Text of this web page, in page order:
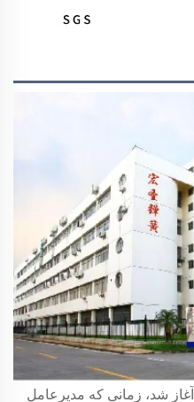
داستان هونگشینگ در سال ۲۰۰۴ آغاز شد، زمانی که مدیرعامل